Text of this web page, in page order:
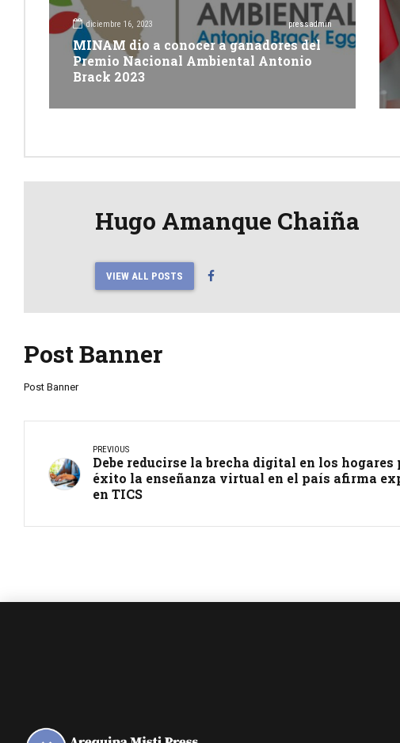
diciembre 16, 2023 pressadmin
MINAM dio a conocer a ganadores del
Premio Nacional Ambiental Antonio
Brack 2023
Hugo Amanque Chaiña
VIEW ALL POSTS
Post Banner
Post Banner
PREVIOUS
Debe reducirse la brecha digital en los hogares
éxito la enseñanza virtual en el país afirma
en TICS